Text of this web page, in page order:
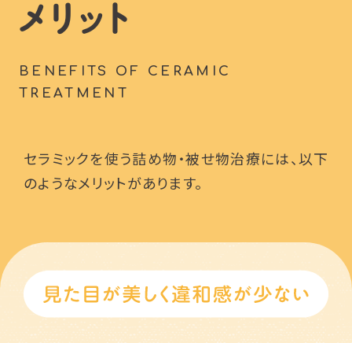
メリット
BENEFITS OF CERAMIC
TREATMENT
セラミックを使う詰め物・被せ物治療には、以下
のようなメリットがあります。